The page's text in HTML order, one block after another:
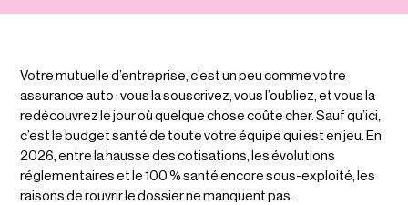
Votre mutuelle d’entreprise, c’est un peu comme votre
assurance auto : vous la souscrivez, vous l’oubliez, et vous la
redécouvrez le jour où quelque chose coûte cher. Sauf qu’ici,
c’est le budget santé de toute votre équipe qui est en jeu. En
2026, entre la hausse des cotisations, les évolutions
réglementaires et le 100 % santé encore sous-exploité, les
raisons de rouvrir le dossier ne manquent pas.